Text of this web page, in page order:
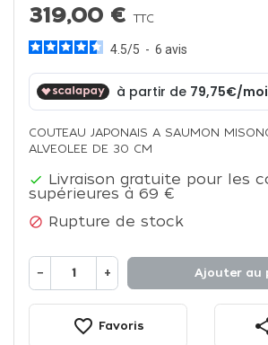
319,00 €TTC
4.5/5 - 6 avis
COUTEAU JAPONAIS A SAUMON
ALVEOLEE DE 30 CM
 Livraison gratuite pour les
supérieures à 69 €
 Rupture de stock
− + Ajouter au
favorite_border Favoris